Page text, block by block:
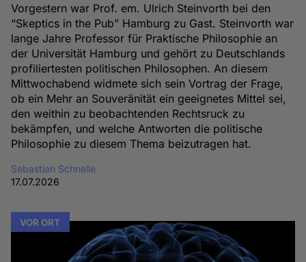
Vorgestern war Prof. em. Ulrich Steinvorth bei den
“Skeptics in the Pub” Hamburg zu Gast. Steinvorth war
lange Jahre Professor für Praktische Philosophie an
der Universität Hamburg und gehört zu Deutschlands
profiliertesten politischen Philosophen. An diesem
Mittwochabend widmete sich sein Vortrag der Frage,
ob ein Mehr an Souveränität ein geeignetes Mittel sei,
den weithin zu beobachtenden Rechtsruck zu
bekämpfen, und welche Antworten die politische
Philosophie zu diesem Thema beizutragen hat.
Sebastian Schnelle
17.07.2026
VOR ORT